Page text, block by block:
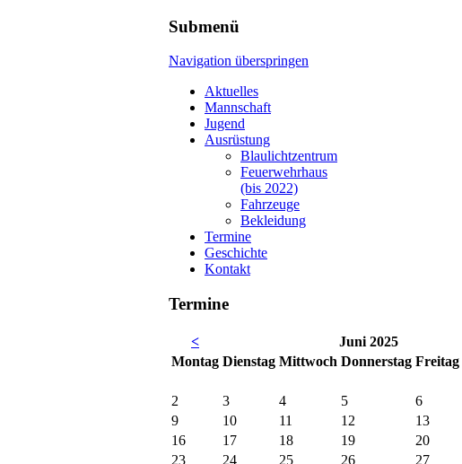
Submenü
Navigation überspringen
Aktuelles
Mannschaft
Jugend
Ausrüstung
Blaulichtzentrum
Feuerwehrhaus
(bis 2022)
Fahrzeuge
Bekleidung
Termine
Geschichte
Kontakt
Termine
< Juni 2025
Montag Dienstag Mittwoch Donnerstag Freitag
2
3 4 5 6
9
10 11 12 13
16
17 18 19 20
23
24 25 26 27